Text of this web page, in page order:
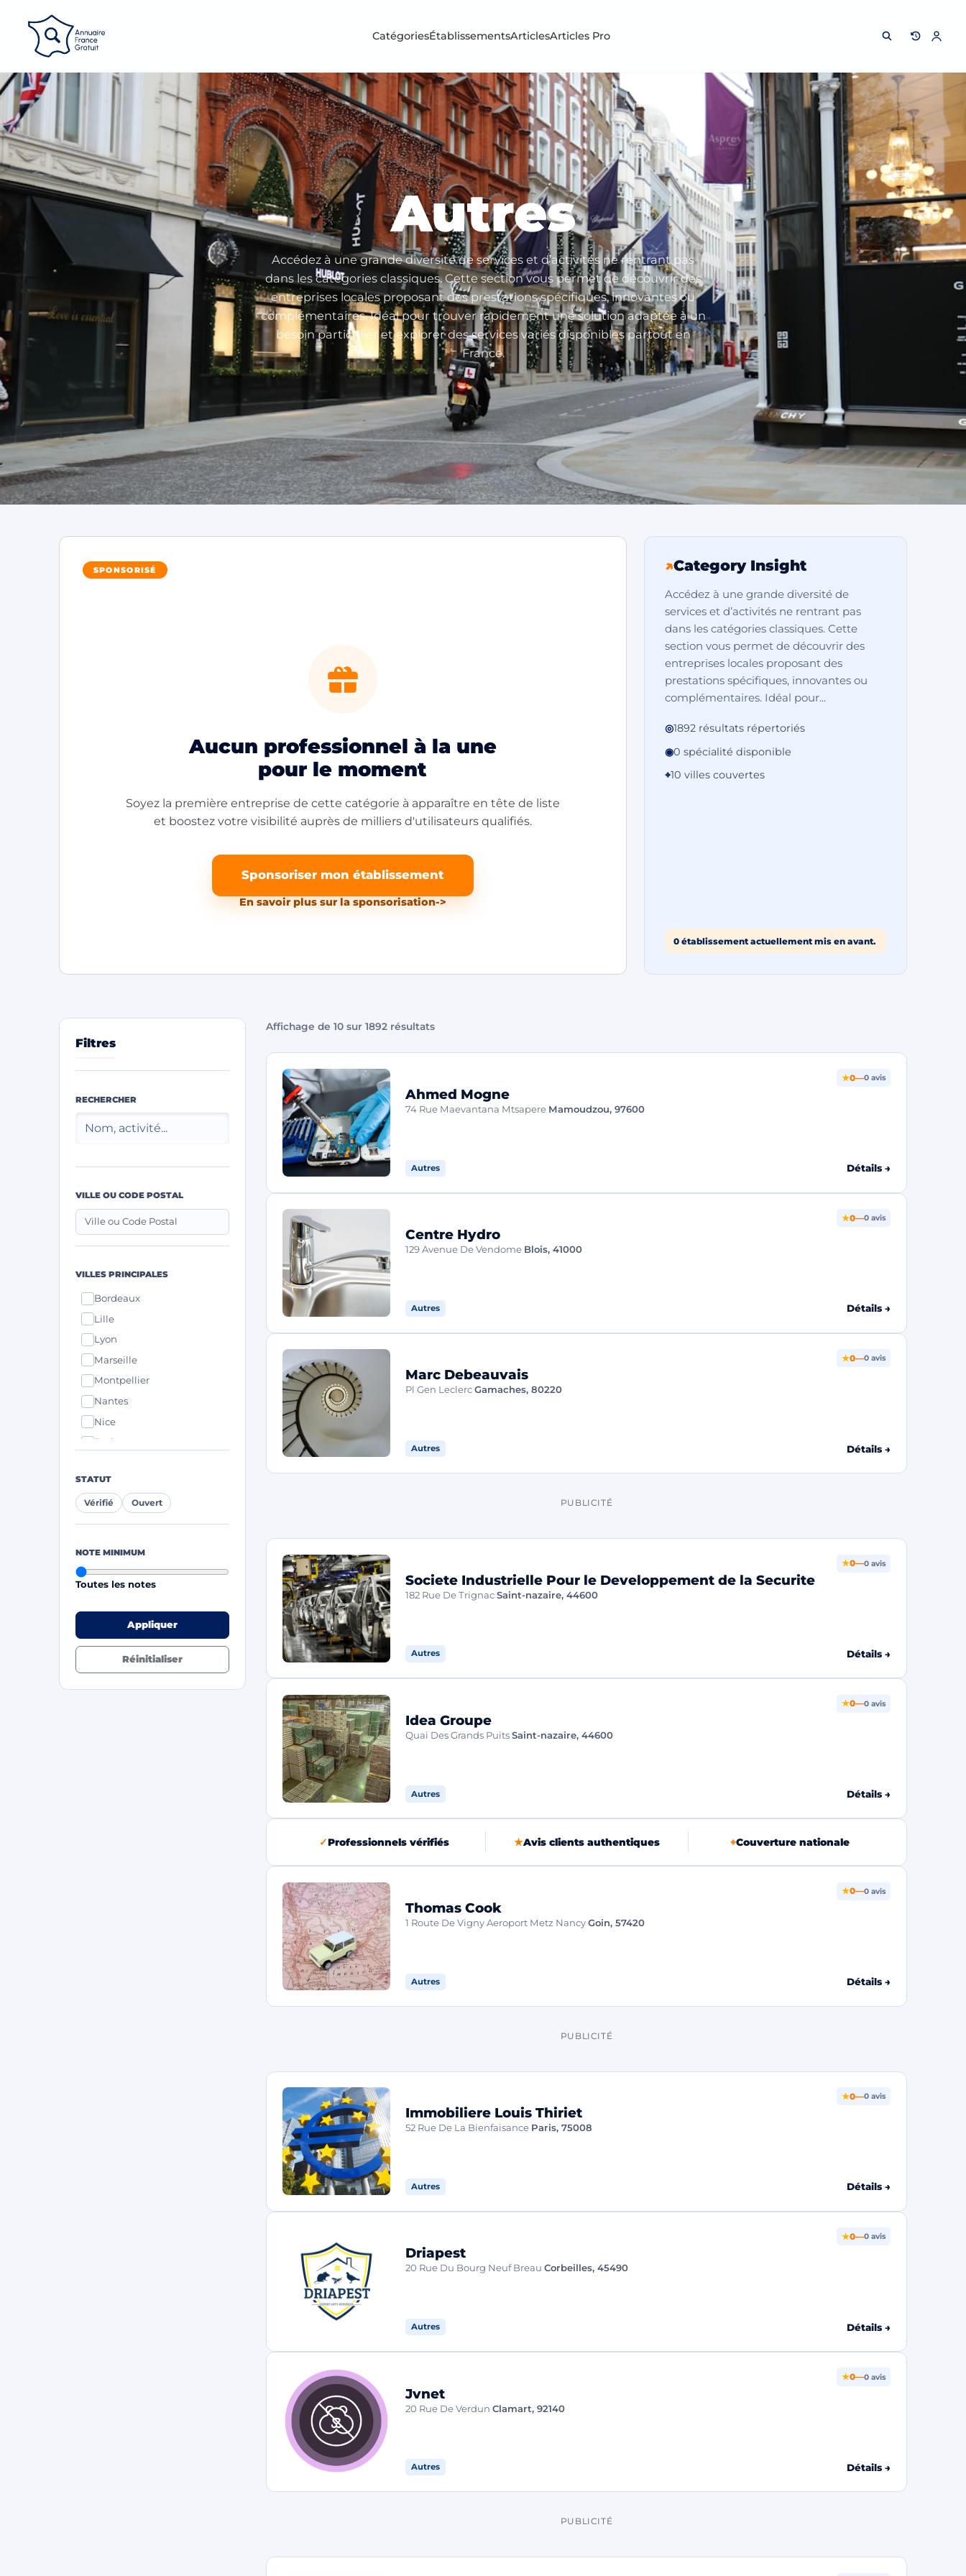
CatégoriesÉtablissementsArticlesArticles Pro
Autres
Accédez à une grande diversité de services et d’activités ne rentrant pas
dans les catégories classiques. Cette section vous permet de découvrir des
entreprises locales proposant des prestations spécifiques, innovantes ou
complémentaires. Idéal pour trouver rapidement une solution adaptée à un
besoin particulier et explorer des services variés disponibles partout en
France.
SPONSORISÉ
Aucun professionnel à la une
pour le moment
Soyez la première entreprise de cette catégorie à apparaître en tête de liste
et boostez votre visibilité auprès de milliers d'utilisateurs qualifiés.
Sponsoriser mon établissement
En savoir plus sur la sponsorisation->
↗Category Insight
Accédez à une grande diversité de
services et d’activités ne rentrant pas
dans les catégories classiques. Cette
section vous permet de découvrir des
entreprises locales proposant des
prestations spécifiques, innovantes ou
complémentaires. Idéal pour...
◎1892 résultats répertoriés
◉0 spécialité disponible
⌖10 villes couvertes
0 établissement actuellement mis en avant.
Filtres
RECHERCHER
VILLE OU CODE POSTAL
VILLES PRINCIPALES
Bordeaux
Lille
Lyon
Marseille
Montpellier
Nantes
Nice
Paris
Toulouse
STATUT
Vérifié Ouvert
NOTE MINIMUM
Toutes les notes
Appliquer
Réinitialiser
Affichage de 10 sur 1892 résultats
★0—0 avis
Ahmed Mogne
74 Rue Maevantana Mtsapere Mamoudzou, 97600
Autres Détails →
★0—0 avis
Centre Hydro
129 Avenue De Vendome Blois, 41000
Autres Détails →
★0—0 avis
Marc Debeauvais
Pl Gen LeclercGamaches, 80220
Autres Détails →
PUBLICITÉ
★0—0 avis
Societe Industrielle Pour le Developpement de la Securite
182 Rue De TrignacSaint-nazaire, 44600
Autres Détails →
★0—0 avis
Idea Groupe
Quai Des Grands PuitsSaint-nazaire, 44600
Autres Détails →
✓Professionnels vérifiés ★Avis clients authentiques ⌖Couverture nationale
★0—0 avis
Thomas Cook
1 Route De Vigny Aeroport Metz NancyGoin, 57420
Autres Détails →
PUBLICITÉ
★0—0 avis
Immobiliere Louis Thiriet
52 Rue De La Bienfaisance Paris, 75008
Autres Détails →
★0—0 avis
Driapest
20 Rue Du Bourg Neuf Breau Corbeilles, 45490
Autres Détails →
★0—0 avis
Jvnet
20 Rue De Verdun Clamart, 92140
Autres Détails →
PUBLICITÉ